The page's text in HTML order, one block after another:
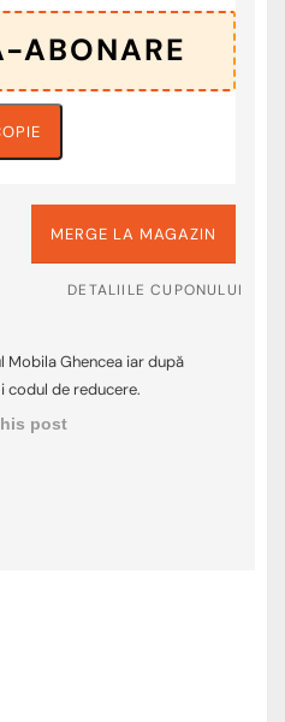
MERGE LA MAGAZIN
DETALIILE CUPONULUI
Ghencea iar după
codul de reducere.
post